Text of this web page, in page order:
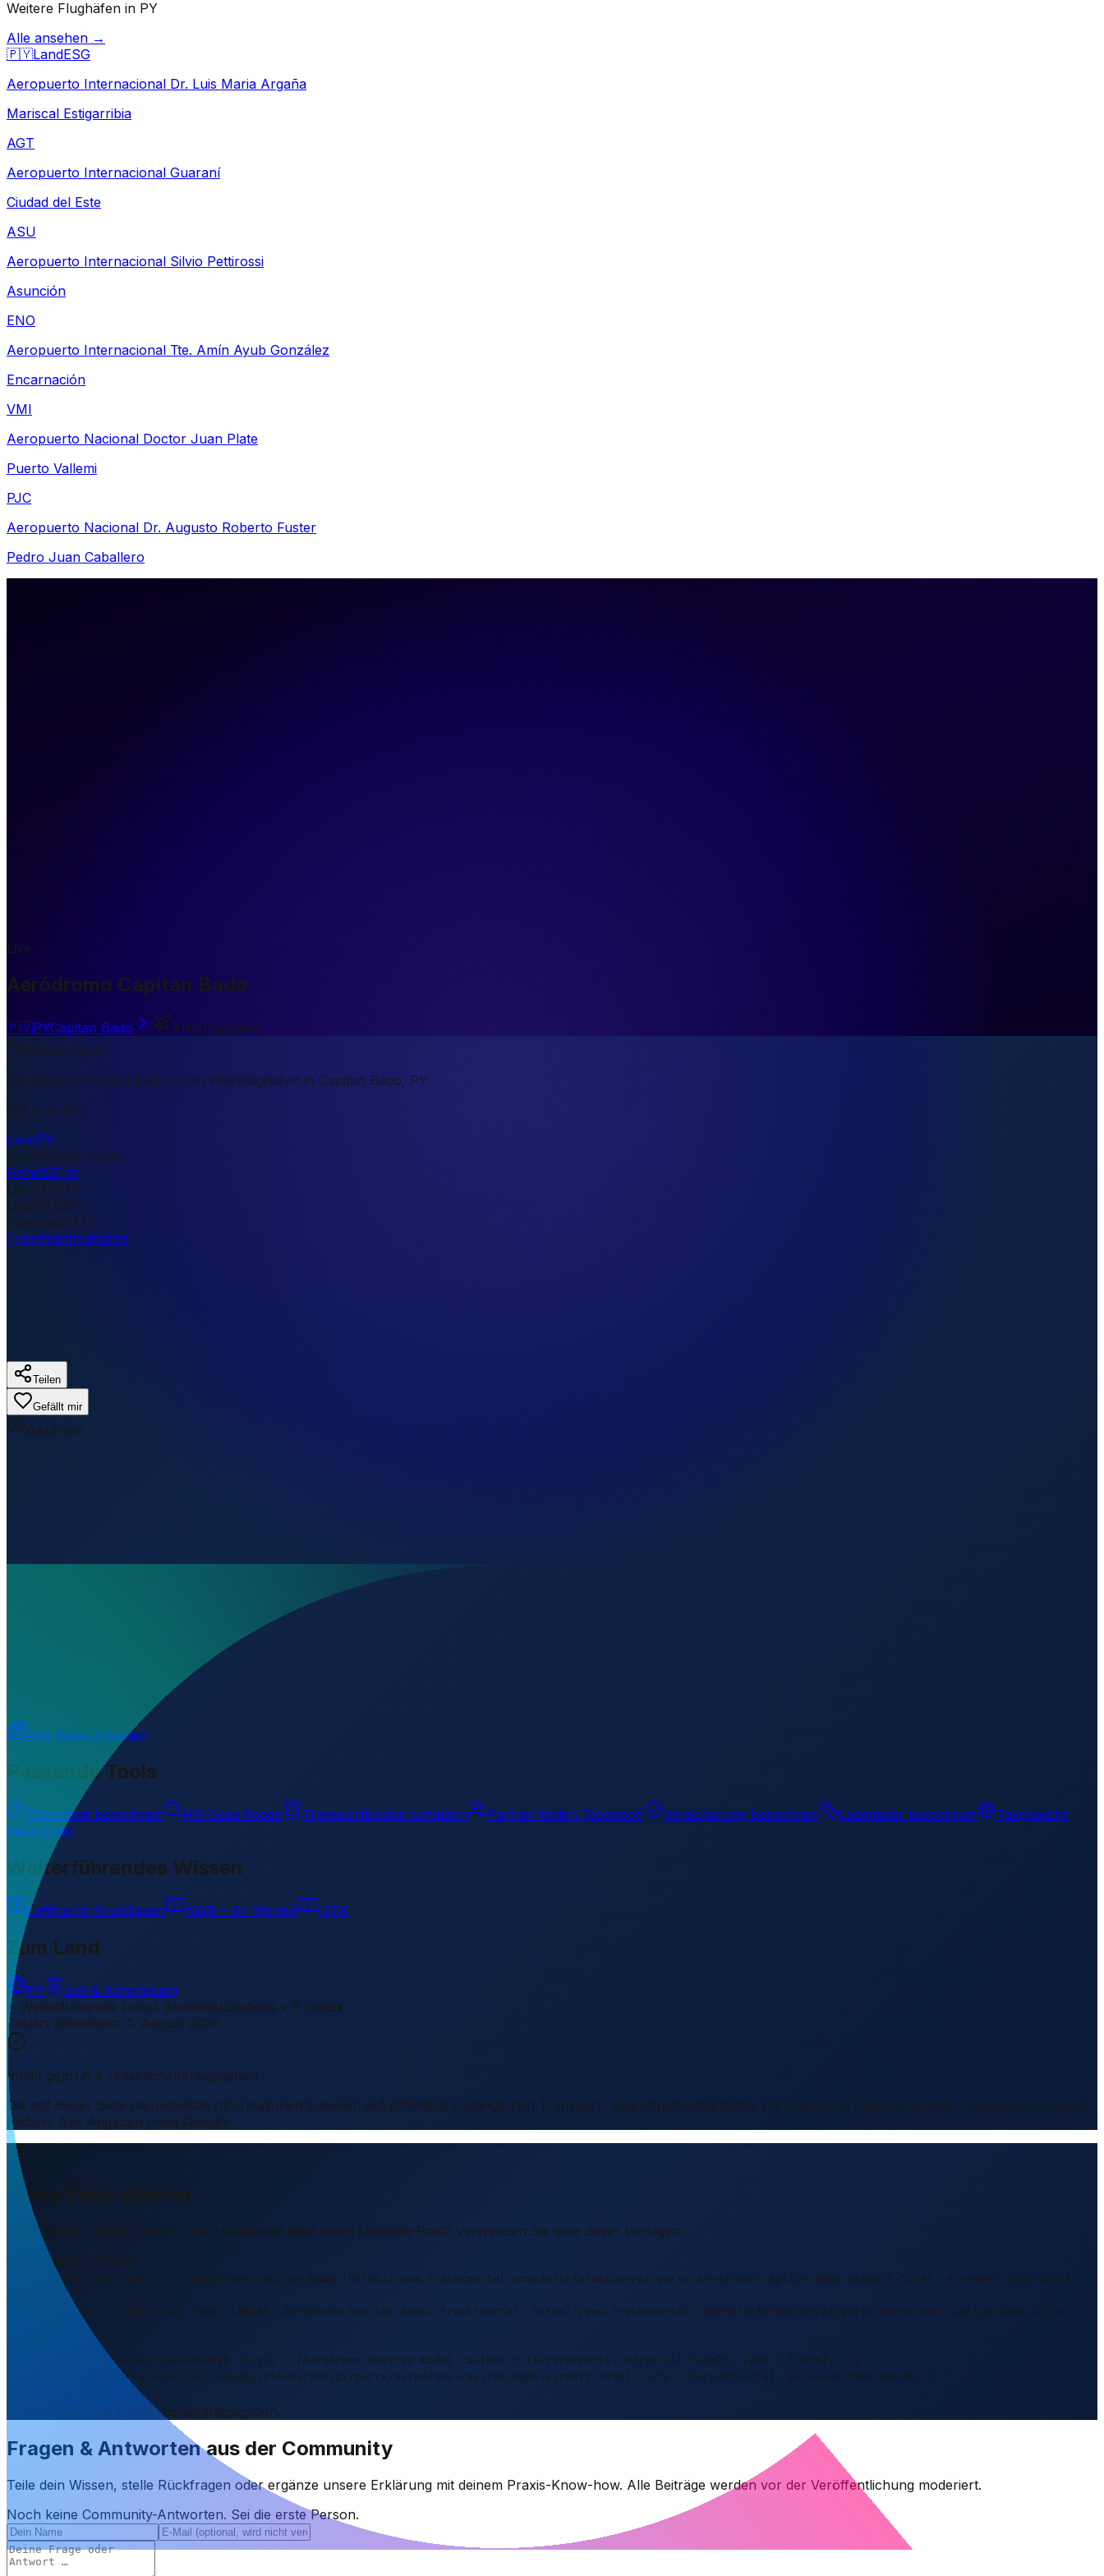
Weitere Flughäfen in PY
Alle ansehen →
🇵🇾LandESG
Aeropuerto Internacional Dr. Luis Maria Argaña
Mariscal Estigarribia
AGT
Aeropuerto Internacional Guaraní
Ciudad del Este
ASU
Aeropuerto Internacional Silvio Pettirossi
Asunción
ENO
Aeropuerto Internacional Tte. Amín Ayub González
Encarnación
VMI
Aeropuerto Nacional Doctor Juan Plate
Puerto Vallemi
PJC
Aeropuerto Nacional Dr. Augusto Roberto Fuster
Pedro Juan Caballero
Live
Aeródromo Capitan Bado
🇵🇾PYCapitan Bado
Kleinflughafen
Kurzantwort
Aeródromo Capitan Bado ist ein Kleinflughafen in Capitan Bado, PY.
521 m ü. NN.
LandPY
StadtCapitan Bado
Höhe521 m
Lat-23.2575
Lng-55.5281
TimezoneUTC
TypeKleinflughafen
Teilen
Gefällt mir
0Aufrufe
Auf welcher Höhe liegt Aeródromo Capitan Bado?
-55.52806
Alle News ansehen
Passende Tools
Transitzeit berechnen HS-Code finden Transportkosten schätzen Partner finden (Connect) Versicherung berechnen Lademeter berechnen
Taxgewicht
berechnen
Weiterführendes Wissen
Luftfracht Grundlagen AWB – Air Waybill IATA
Zum Land
PY
Zoll & Abfertigung
Weiterführende Links1 Bereiche/Sections • 8 Links▾
Zuletzt aktualisiert: 1. August 2026
Inhalt geprüft & redaktionell freigegeben
Die auf dieser Seite dargestellten Informationen basieren auf öffentlich zugänglichen Transport- und Infrastrukturdaten. Die logistische Bedeutung eines Standorts kann sich
ändern. Alle Angaben ohne Gewähr.
Diese Seite zitieren
Sie schreiben einen Bericht, eine Hausarbeit oder einen LinkedIn-Post? Verwenden Sie eine dieser Vorlagen.
Empfohlenes Format
Source: Frachtportal – Aeródromo Capitan Bado (https://www.frachtportal.com/de/information/airports/aerodromo-capitan-bado-airport-5579), accessed 2026-08-04
Frachtportal Editorial Team. (2026). Aeródromo Capitan Bado. Frachtportal. https://www.frachtportal.com/de/information/airports/aerodromo-capitan-bado-airport-
@misc{aerdromocapitanbado2026, title = {Aeródromo Capitan Bado}, author = {{Frachtportal Editorial Team}}, year = {2026}, url =
{https://www.frachtportal.com/de/information/airports/aerodromo-capitan-bado-airport-5579}, note = {Frachtportal, accessed 2026-08-04} }
Inhalt geprüft & redaktionell freigegeben.
Fragen & Antworten aus der Community
Teile dein Wissen, stelle Rückfragen oder ergänze unsere Erklärung mit deinem Praxis-Know-how. Alle Beiträge werden vor der Veröffentlichung moderiert.
Noch keine Community-Antworten. Sei die erste Person.